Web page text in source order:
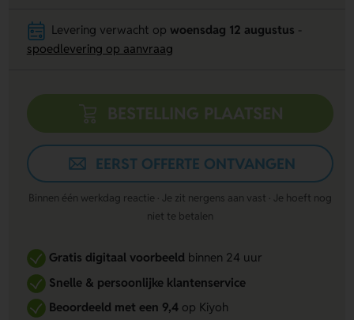
Levering verwacht op woensdag 12 augustus
spoedlevering op aanvraag
BESTELLING PLAATSEN
EERST OFFERTE ONTVANGEN
Binnen één werkdag reactie · Je zit nergens aan vast · Je hoeft nog
niet te betalen
Gratis digitaal voorbeeldbinnen 24 uur
Snelle & persoonlijke klantenservice
Beoordeeld met een 9,4op Kiyoh